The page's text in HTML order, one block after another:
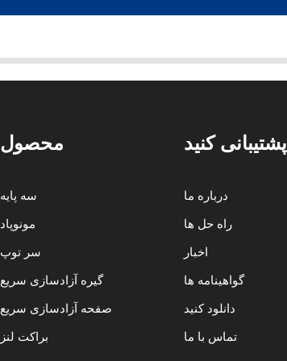
محصول
سه پایه
مونوپاد
سر توپ
گیره آزادسازی سریع
صفحه آزادسازی سریع
براکت لنز
پشتیبانی کنید
درباره ما
راه حل ها
اخبار
گواهینامه ها
دانلود کنید
تماس با ما